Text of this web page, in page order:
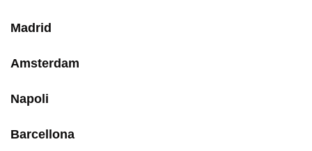
Madrid
Amsterdam
Napoli
Barcellona